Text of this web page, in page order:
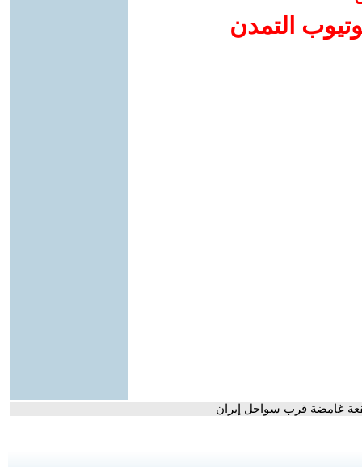
التمدن
بقعة غامضة قرب سواحل إيران